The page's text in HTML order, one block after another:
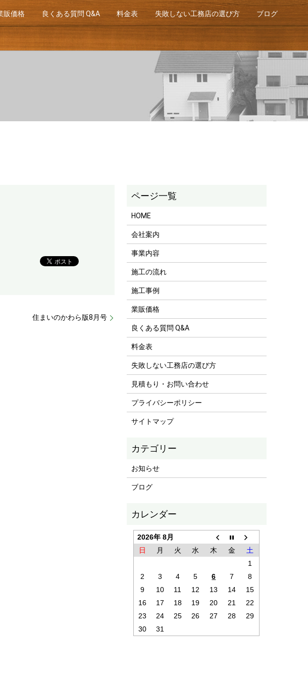
販価格 良くある質問 Q&A 料金表 失敗しない工務店の選び方 ブログ
住まいのかわら版8月号
HOME
会社案内
事業内容
施工の流れ
施工事例
業販価格
良くある質問 Q&A
料金表
失敗しない工務店の選び方
見積もり・お問い合わせ
プライバシーポリシー
サイトマップ
お知らせ
ブログ
2026年 8月
日
月 火 水 木 金
土
1
2
3 4 5 6 7
8
9
10 11 12 13 14
15
16
17 18 19 20 21
22
23
24 25 26 27 28
29
30
31